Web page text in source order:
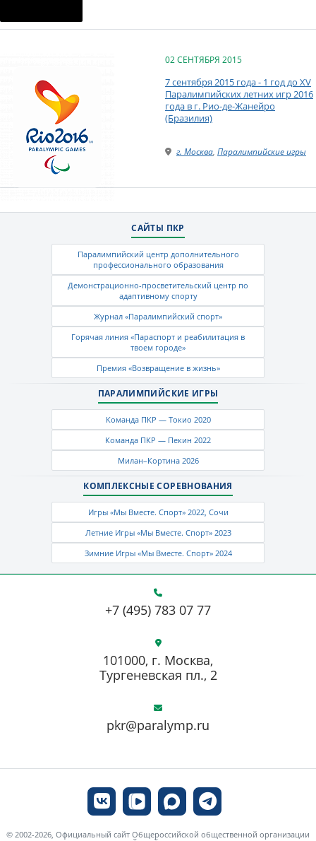
02 СЕНТЯБРЯ 2015
7 сентября 2015 года - 1 год до XV
Паралимпийских летних игр 2016
года в г. Рио-де-Жанейро
(Бразилия)
г. Москва, Паралимпийские игры
САЙТЫ ПКР
Паралимпийский центр дополнительного
профессионального образования
Демонстрационно-просветительский центр по
адаптивному спорту
Журнал «Паралимпийский спорт»
Горячая линия «Параспорт и реабилитация в
твоем городе»
Премия «Возвращение в жизнь»
ПАРАЛИМПИЙСКИЕ ИГРЫ
Команда ПКР — Токио 2020
Команда ПКР — Пекин 2022
Милан–Кортина 2026
КОМПЛЕКСНЫЕ СОРЕВНОВАНИЯ
Игры «Мы Вместе. Спорт» 2022, Сочи
Летние Игры «Мы Вместе. Спорт» 2023
Зимние Игры «Мы Вместе. Спорт» 2024
+7 (495) 783 07 77
pkr@paralymp.ru
101000, г. Москва,
Тургеневская пл., 2
© 2002-2026, Официальный сайт Общероссийской общественной организации